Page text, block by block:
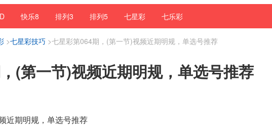
快乐8 排列3 排列5 七星彩 七乐彩
>七星彩技巧 >七星彩第064期，(第一节)视频近期明规，单选号推荐
(第一节)视频近期明规，单选号推荐
近期明规，单选号推荐